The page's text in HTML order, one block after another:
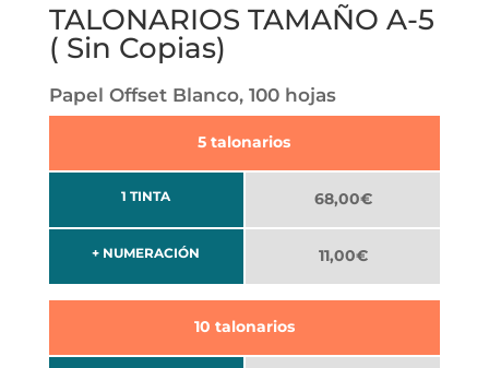
TALONARIOS TAMAÑO A-5
( Sin Copias)
Papel Offset Blanco, 100 hojas
1 TINTA
+ NUMERACIÓN
5 talonarios
68,00€
11,00€
10 talonarios